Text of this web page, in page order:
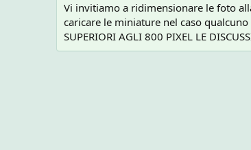
Vi invitiamo a ridimensionare le foto
caricare le miniature nel caso qualcuno
SUPERIORI AGLI 800 PIXEL LE